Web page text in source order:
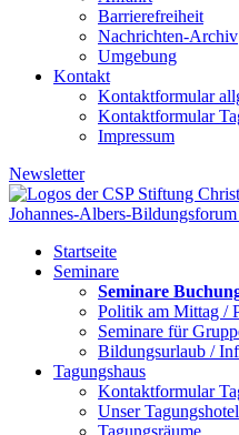
Barrierefreiheit
Nachrichten-Archiv
Umgebung
Kontakt
Kontaktformular
Kontaktformular
Impressum
Newsletter
Startseite
Seminare
Seminare
Politik am Mittag /
Seminare für
Bildungsurlaub /
Tagungshaus
Kontaktformular
Unser
Tagungsräume